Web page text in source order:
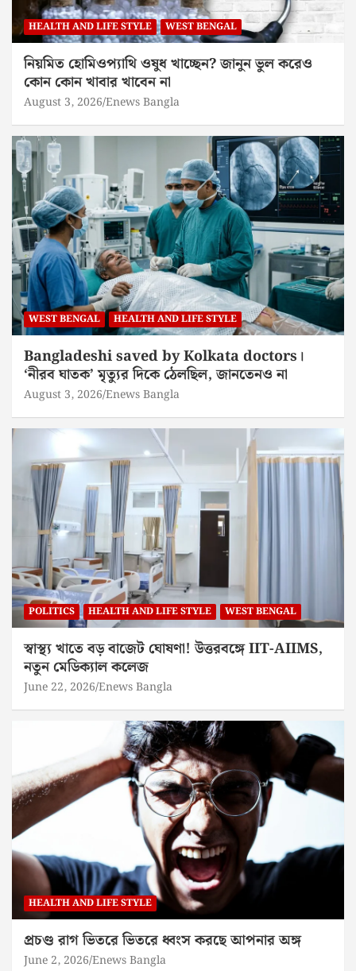
HEALTH AND LIFE STYLE WEST BENGAL
নিয়মিত হোমিওপ্যাথি ওষুধ খাচ্ছেন? জানুন ভুল করেও
কোন কোন খাবার খাবেন না
August 3, 2026 Enews Bangla
WEST BENGAL HEALTH AND LIFE STYLE
Bangladeshi saved by Kolkata doctors।
‘নীরব ঘাতক’ মৃত্যুর দিকে ঠেলছিল, জানতেনও না
August 3, 2026 Enews Bangla
POLITICS HEALTH AND LIFE STYLE WEST BENGAL
স্বাস্থ্য খাতে বড় বাজেট ঘোষণা! উত্তরবঙ্গে IIT-AIIMS,
নতুন মেডিক্যাল কলেজ
June 22, 2026 Enews Bangla
HEALTH AND LIFE STYLE
প্রচণ্ড রাগ ভিতরে ভিতরে ধ্বংস করছে আপনার অঙ্গ
June 2, 2026 Enews Bangla